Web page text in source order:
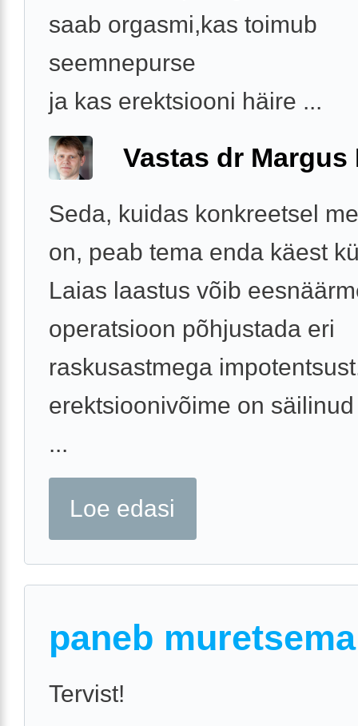
saab orgasmi,kas toimub
seemnepurse
ja kas erektsiooni häire ...
Vastas dr Margus
Seda, kuidas konkreetsel
on, peab tema enda käest
Laias laastus võib
operatsioon põhjustada eri
raskusastmega
erektsioonivõime on
...
Loe edasi
paneb muretsema
Tervist!